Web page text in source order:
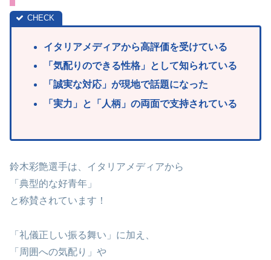
イタリアメディアから高評価を受けている
「気配りのできる性格」として知られている
「誠実な対応」が現地で話題になった
「実力」 と 「人柄」の両面で支持されている
鈴木彩艶選手は、イタリアメディアから
「典型的な好青年」
と称賛されています！
「礼儀正しい振る舞い」に加え、
「周囲への気配り」や